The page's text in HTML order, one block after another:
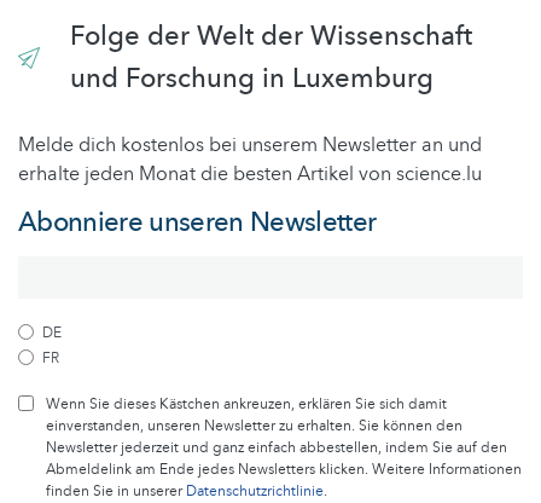
Folge der Welt der Wissenschaft
und Forschung in Luxemburg
Melde dich kostenlos bei unserem Newsletter an und
erhalte jeden Monat die besten Artikel von science.lu
Abonniere unseren Newsletter
DE
FR
Wenn Sie dieses Kästchen ankreuzen, erklären Sie sich damit
einverstanden, unseren Newsletter zu erhalten. Sie können den
Newsletter jederzeit und ganz einfach abbestellen, indem Sie auf den
Abmeldelink am Ende jedes Newsletters klicken. Weitere Informationen
finden Sie in unsererDatenschutzrichtlinie.